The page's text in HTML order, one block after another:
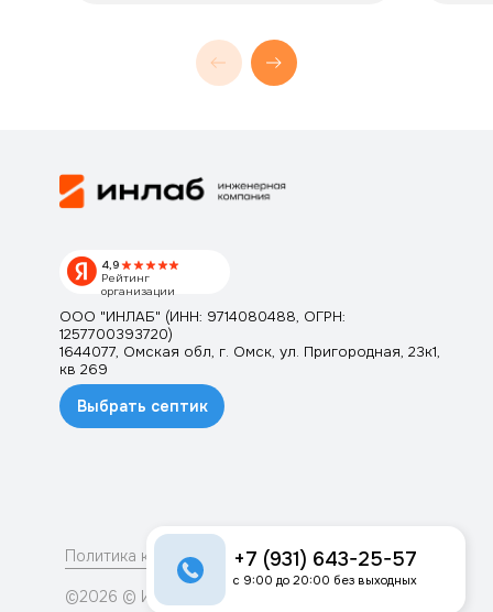
Выбрать септик
Рейтинг
организации
4,9
Политика конфидициальности
©2026 © Инлаб. Все права защищены.
ООО "ИНЛАБ" (ИНН: 9714080488, ОГРН:
1257700393720)
1644077, Омская обл, г. Омск, ул. Пригородная, 23к1,
кв 269
+7 (931) 643-25-57
с 9:00 до 20:00 без выходных